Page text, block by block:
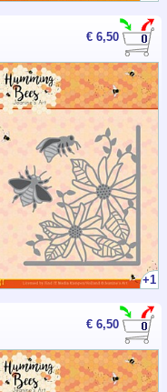
€ 6,50
+1
€ 6,50